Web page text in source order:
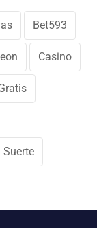
Bet593
Casino
Suerte